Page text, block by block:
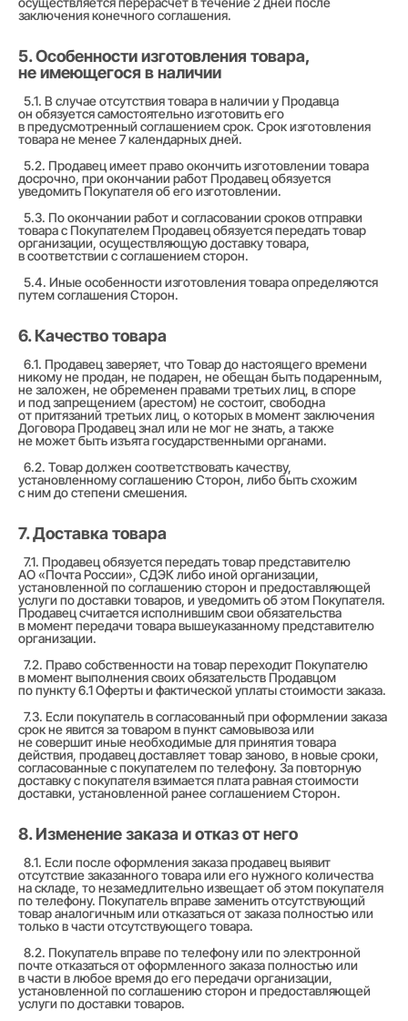
заключения конечного соглашения.
5. Особенности изготовления товара,
не имеющегося в наличии
5.1. В случае отсутствия товара в наличии у Продавца
он обязуется самостоятельно изготовить его
в предусмотренный соглашением срок. Срок изготовления
товара не менее 7 календарных дней.
5.2. Продавец имеет право окончить изготовлении товара
досрочно, при окончании работ Продавец обязуется
уведомить Покупателя об его изготовлении.
5.3. По окончании работ и согласовании сроков отправки
товара с Покупателем Продавец обязуется передать товар
организации, осуществляющую доставку товара,
в соответствии с соглашением сторон.
5.4. Иные особенности изготовления товара определяются
путем соглашения Сторон.
6. Качество товара
6.1. Продавец заверяет, что Товар до настоящего времени
никому не продан, не подарен, не обещан быть подаренным,
не заложен, не обременен правами третьих лиц, в споре
и под запрещением (арестом) не состоит, свободна
от притязаний третьих лиц, о которых в момент заключения
Договора Продавец знал или не мог не знать, а также
не может быть изъята государственными органами.
6.2. Товар должен соответствовать качеству,
установленному соглашению Сторон, либо быть схожим
с ним до степени смешения.
7. Доставка товара
7.1. Продавец обязуется передать товар представителю
АО «Почта России», СДЭК либо иной организации,
установленной по соглашению сторон и предоставляющей
услуги по доставки товаров, и уведомить об этом Покупателя.
Продавец считается исполнившим свои обязательства
в момент передачи товара вышеуказанному представителю
организации.
7.2. Право собственности на товар переходит Покупателю
в момент выполнения своих обязательств Продавцом
по пункту 6.1 Оферты и фактической уплаты стоимости заказа.
7.3. Если покупатель в согласованный при оформлении заказа
срок не явится за товаром в пункт самовывоза или
не совершит иные необходимые для принятия товара
действия, продавец доставляет товар заново, в новые сроки,
согласованные с покупателем по телефону. За повторную
доставку с покупателя взимается плата равная стоимости
доставки, установленной ранее соглашением Сторон.
8. Изменение заказа и отказ от него
8.1. Если после оформления заказа продавец выявит
отсутствие заказанного товара или его нужного количества
на складе, то незамедлительно извещает об этом покупателя
по телефону. Покупатель вправе заменить отсутствующий
товар аналогичным или отказаться от заказа полностью или
только в части отсутствующего товара.
8.2. Покупатель вправе по телефону или по электронной
почте отказаться от оформленного заказа полностью или
в части в любое время до его передачи организации,
установленной по соглашению сторон и предоставляющей
услуги по доставки товаров.